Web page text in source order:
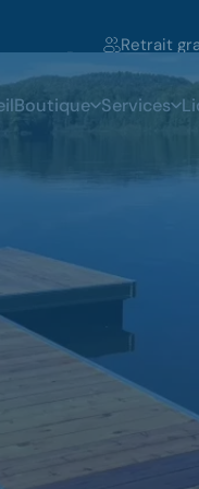
Boutique Services